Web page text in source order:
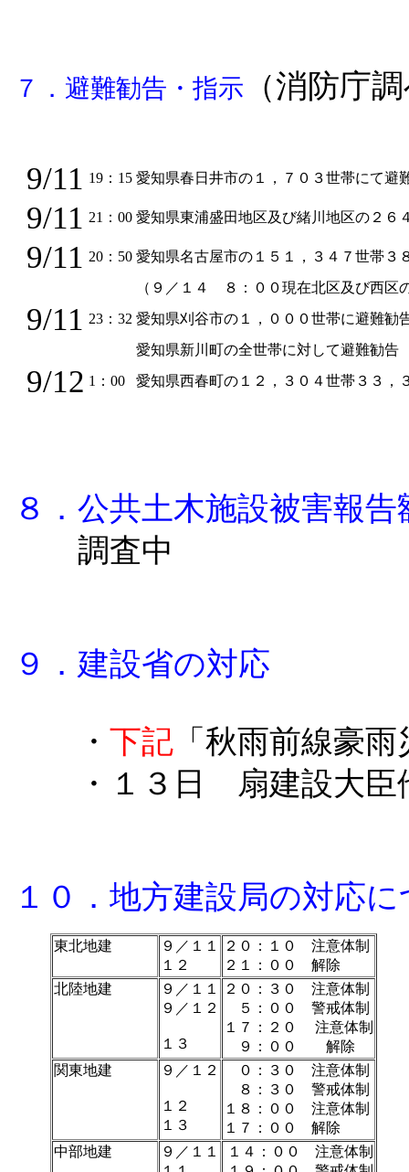
７．避難勧告・指示 （消防庁
9/11 19：15 愛知県春日井市の１，７０３世帯にて避
9/11 21：00 愛知県東浦盛田地区及び緒川地区の２６
9/11 20：50 愛知県名古屋市の１５１，３４７世帯３
（９／１４ ８：００現在北区及び西区
9/11 23：32 愛知県刈谷市の１，０００世帯に避難勧
愛知県新川町の全世帯に対して避難勧告
9/12 1：00 愛知県西春町の１２，３０４世帯３３，
８．公共土木施設被害報告
調査中
９．建設省の対応
・ 下記 「秋雨前線豪
・１３日 扇建設大臣
１０．地方建設局の対応
東北地建
９／１１
１２
２０：１０ 注意体制
２１：００ 解除
北陸地建
９／１１
９／１２
１３
２０：３０ 注意体制
５：００ 警戒体制
１７：２０ 注意体制
９：００ 解除
関東地建
９／１２
１２
１３
０：３０ 注意体制
８：３０ 警戒体制
１８：００ 注意体制
１７：００ 解除
中部地建
９／１１
１４：００ 注意体制